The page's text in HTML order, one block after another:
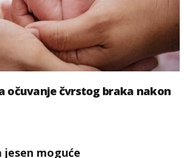
očuvanje čvrstog braka nakon
jesen moguće